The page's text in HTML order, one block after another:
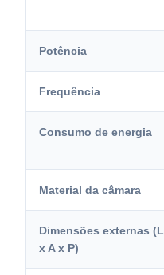
Potência
Frequência
Consumo de energia
Material da câmara
Dimensões externas (L
x A x P)